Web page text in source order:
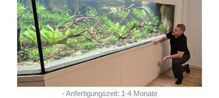
- Anfertigungszeit: 1-4 Monate